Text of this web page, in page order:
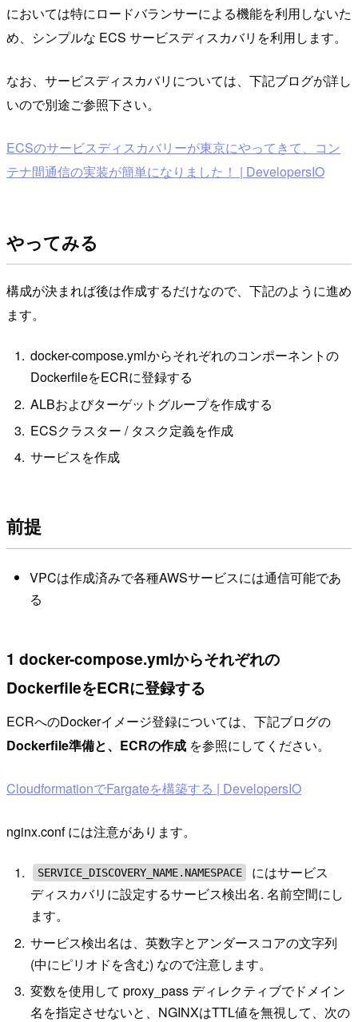
においては特にロードバランサーによる機能を利用しないた
め、シンプルな ECS サービスディスカバリを利用します。
なお、サービスディスカバリについては、下記ブログが詳し
いので別途ご参照下さい。
ECSのサービスディスカバリーが東京にやってきて、コン
テナ間通信の実装が簡単になりました！ | DevelopersIO
やってみる
構成が決まれば後は作成するだけなので、下記のように進め
ます。
docker-compose.ymlからそれぞれのコンポーネントの
DockerfileをECRに登録する
ALBおよびターゲットグループを作成する
ECSクラスター / タスク定義を作成
サービスを作成
前提
VPCは作成済みで各種AWSサービスには通信可能であ
る
1 docker-compose.ymlからそれぞれの
DockerfileをECRに登録する
ECRへのDockerイメージ登録については、下記ブログの
Dockerfile準備と、ECRの作成 を参照にしてください。
CloudformationでFargateを構築する | DevelopersIO
nginx.conf には注意があります。
SERVICE_DISCOVERY_NAME.NAMESPACE
にはサービス
ディスカバリに設定するサービス検出名. 名前空間にし
ます。
サービス検出名は、英数字とアンダースコアの文字列
(中にピリオドを含む) なので注意します。
変数を使用して proxy_pass ディレクティブでドメイン
名を指定させないと、NGINXはTTL値を無視して、次の